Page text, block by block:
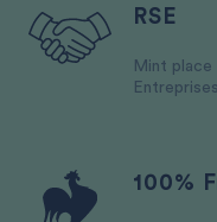
RSE
Mint place
100%